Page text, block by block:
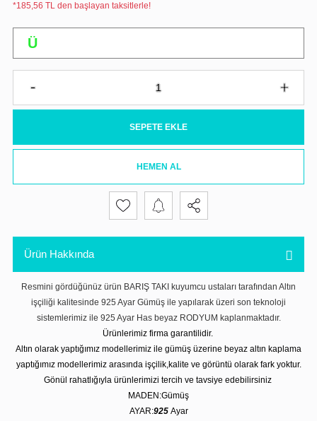
*185,56 TL den başlayan taksitlerle!
SEPETE EKLE
HEMEN AL
Ürün Hakkında
Resmini gördüğünüz ürün BARIŞ TAKI kuyumcu ustaları tarafından Altın
işçiliği kalitesinde 925 Ayar Gümüş ile yapılarak üzeri son teknoloji
sistemlerimiz ile 925 Ayar Has beyaz RODYUM kaplanmaktadır.
Ürünlerimiz firma garantilidir.
Altın olarak yaptığımız modellerimiz ile gümüş üzerine beyaz altın kaplama
yaptığımız modellerimiz arasında işçilik,kalite ve görüntü olarak fark yoktur.
Gönül rahatlığıyla ürünlerimizi tercih ve tavsiye edebilirsiniz
MADEN:Gümüş
AYAR:925 Ayar